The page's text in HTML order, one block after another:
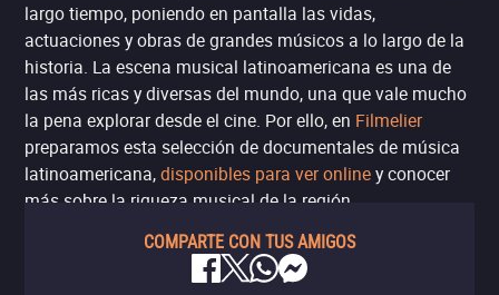
largo tiempo, poniendo en pantalla las vidas,
actuaciones y obras de grandes músicos a lo largo de la
historia. La escena musical latinoamericana es una de
las más ricas y diversas del mundo, una que vale mucho
la pena explorar desde el cine. Por ello, en Filmelier
preparamos esta selección de documentales de música
latinoamericana,disponibles para ver onliney conocer
más sobre la riqueza musical de la región.
COMPARTE CON TUS AMIGOS